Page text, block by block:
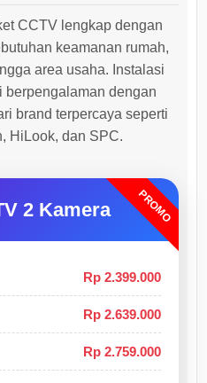
CCTV lengkap dengan
keamanan rumah,
area usaha. Instalasi
dengan
brand terpercaya seperti
HiLook, dan SPC.
PROMO
2 Kamera
Rp 2.399.000
Rp 2.639.000
Rp 2.759.000